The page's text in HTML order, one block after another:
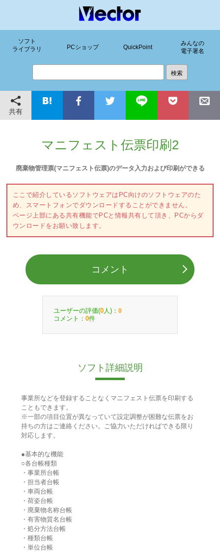
ソフト
ライブラリ
PCショップ QuickPoint
みんなの
電子署名
共有
マニフェスト伝票印刷2
廃棄物管理票(マニフェスト伝票)のデータ入力および印刷ができる
ここで紹介しているソフトウェアはPC向けのソフトウェアのた
め、スマートフォンでダウンロードすることができません。
ページ上部にある共有機能でPCと情報共有して頂き、PCからダ
ウンロードをお願い致します。
コメント
ユーザーの評価(0 人)： 0
コメント： 0件
ソフト詳細説明
事業所などを登録することなくマニフェスト伝票を印刷する
こともできます。
※一部の項目位置が異なっていて設定調整が困難な伝票をお
持ちの方はご連絡ください。ご協力いただければできる限り
対応します。
●基本的な機能
○各台帳種類
・事業所台帳
・担当者台帳
・車両台帳
・荷姿台帳
・廃棄物名称台帳
・有害物質名台帳
・処分方法台帳
・種類台帳
・単位台帳